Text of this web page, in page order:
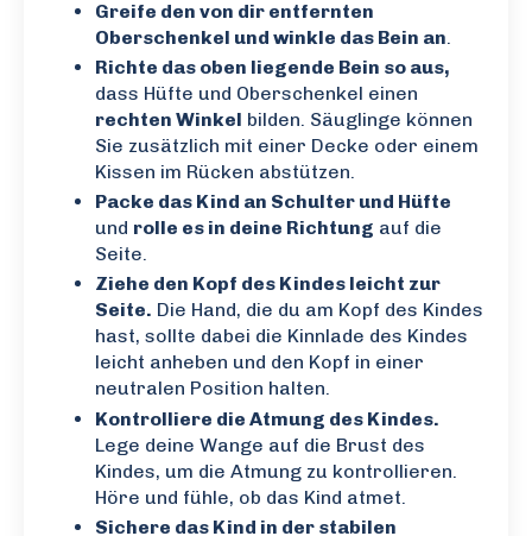
Greife den von dir entfernten
Oberschenkel und winkle das Bein an
Richte das oben liegende Bein so aus,
dass Hüfte und Oberschenkel einen
rechten Winkel bilden. Säuglinge können
Sie zusätzlich mit einer Decke oder einem
Kissen im Rücken abstützen.
Packe das Kind an Schulter und Hüfte
und rolle es in deine Richtung auf die
Seite.
Ziehe den Kopf des Kindes leicht zur
Seite. Die Hand, die du am Kopf des Kindes
hast, sollte dabei die Kinnlade des Kindes
leicht anheben und den Kopf in einer
neutralen Position halten.
Kontrolliere die Atmung des Kindes.
Lege deine Wange auf die Brust des
Kindes, um die Atmung zu kontrollieren.
Höre und fühle, ob das Kind atmet.
Sichere das Kind in der stabilen